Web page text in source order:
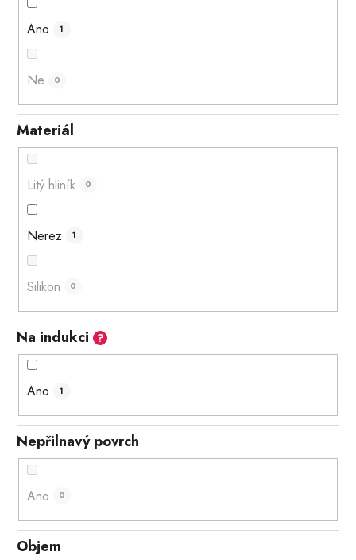
Ano 1
Ne 0
Materiál
Litý hliník 0
Nerez 1
Silikon 0
Na indukci ?
Ano 1
Nepřilnavý povrch
Ano 0
Objem